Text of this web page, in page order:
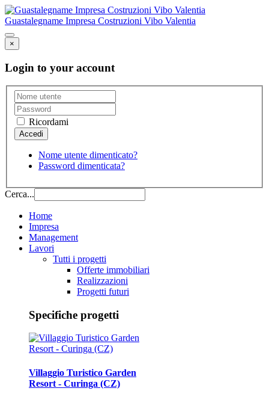
Guastalegname Impresa Costruzioni Vibo Valentia
×
Login to your account
Ricordami
Nome utente dimenticato?
Password dimenticata?
Cerca...
Home
Impresa
Management
Lavori
Tutti i progetti
Offerte immobiliari
Realizzazioni
Progetti futuri
Specifiche progetti
Villaggio Turistico Garden
Resort - Curinga (CZ)